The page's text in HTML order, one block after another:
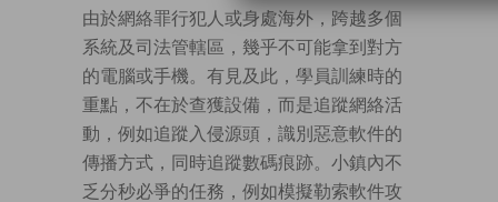
由於網絡罪行犯人或身處海外，跨越多個
系統及司法管轄區，幾乎不可能拿到對方
的電腦或手機。有見及此，學員訓練時的
重點，不在於查獲設備，而是追蹤網絡活
動，例如追蹤入侵源頭，識別惡意軟件的
傳播方式，同時追蹤數碼痕跡。小鎮內不
乏分秒必爭的任務，例如模擬勒索軟件攻